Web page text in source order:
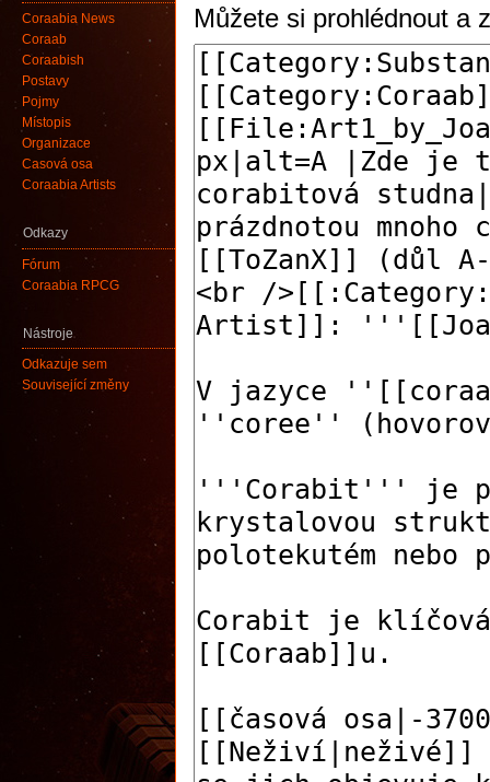
Můžete si prohlédnout a
Coraabia News
Coraab
Coraabish
Postavy
Pojmy
Místopis
Organizace
Časová osa
Coraabia Artists
Odkazy
Fórum
Coraabia RPCG
Nástroje
Odkazuje sem
Související změny